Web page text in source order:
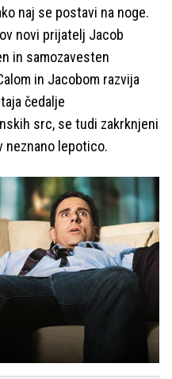
naj se postavi na noge.
novi prijatelj Jacob
in samozavesten
in Jacobom razvija
čedalje
src, se tudi zakrknjeni
neznano lepotico.